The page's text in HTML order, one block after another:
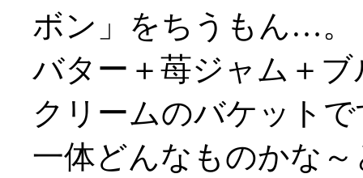
ボン」をちうもん…。
バター＋苺ジャム＋
クリームのバケット
一体どんなものかな